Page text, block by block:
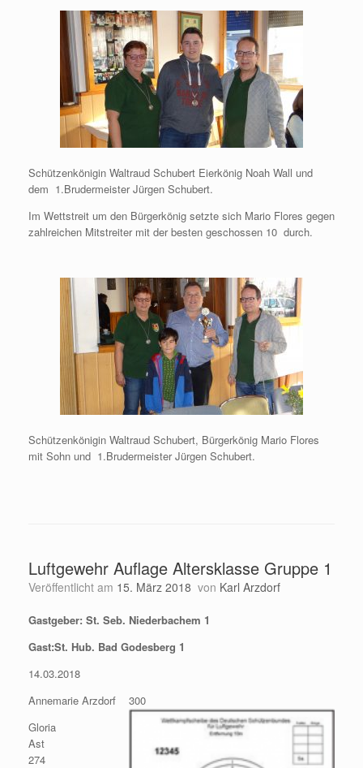
Schützenkönigin Waltraud Schubert Eierkönig Noah Wall und
dem 1.Brudermeister Jürgen Schubert.
Im Wettstreit um den Bürgerkönig setzte sich Mario Flores gegen
zahlreichen Mitstreiter mit der besten geschossen 10 durch.
Schützenkönigin Waltraud Schubert, Bürgerkönig Mario Flores
mit Sohn und 1.Brudermeister Jürgen Schubert.
Luftgewehr Auflage Altersklasse Gruppe 1
Veröffentlicht am 15. März 2018 von Karl Arzdorf
Gastgeber: St. Seb. Niederbachem 1
Gast:St. Hub. Bad Godesberg 1
14.03.2018
Annemarie Arzdorf 300
Gloria
Ast
274